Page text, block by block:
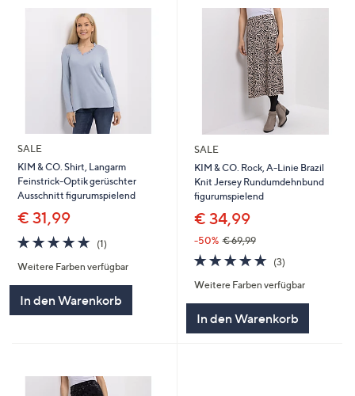
SALE
KIM & CO. Shirt, Langarm
Feinstrick-Optik gerüschter
Ausschnitt figurumspielend
€ 31,99
5.0
von
5
(1)
Weitere Farben verfügbar
In den Warenkorb
SALE
KIM & CO. Rock, A-Linie Brazil
Knit Jersey Rundumdehnbund
figurumspielend
€ 34,99
-50% € 69,99
5.0
von
5
(3)
Weitere Farben verfügbar
In den Warenkorb